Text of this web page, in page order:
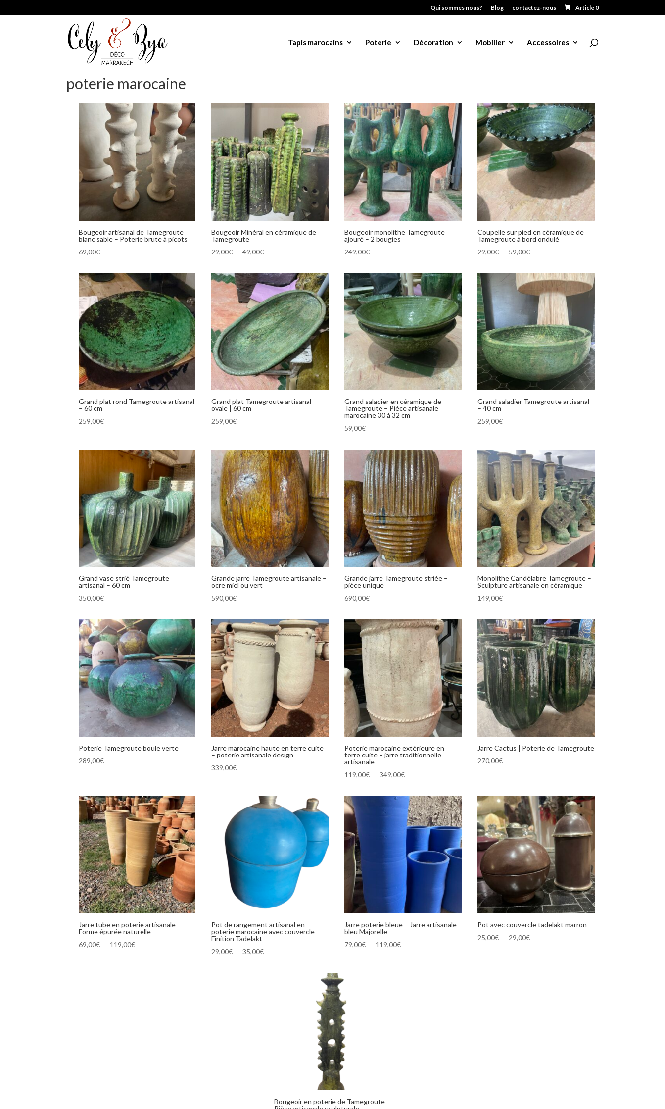
Qui sommes nous? Blog contactez-nous Article 0
Tapis marocains Poterie Décoration Mobilier Accessoires
poterie marocaine
Bougeoir artisanal de Tamegroute
blanc sable – Poterie brute à picots
69,00€
Bougeoir Minéral en céramique de
Tamegroute
29,00€ – 49,00€Plage
prix :
29,00€
à
49,00€
Bougeoir monolithe Tamegroute
ajouré – 2 bougies
249,00€
Coupelle sur pied en céramique de
Tamegroute à bord ondulé
29,00€ – 59,00€Plage
prix :
29,00€
à
59,00€
Grand plat rond Tamegroute artisanal
– 60 cm
259,00€
Grand plat Tamegroute artisanal
ovale | 60 cm
259,00€
Grand saladier en céramique de
Tamegroute – Pièce artisanale
marocaine 30 à 32 cm
59,00€
Grand saladier Tamegroute artisanal
– 40 cm
259,00€
Grand vase strié Tamegroute
artisanal – 60 cm
350,00€
Grande jarre Tamegroute artisanale –
ocre miel ou vert
590,00€
Grande jarre Tamegroute striée –
pièce unique
690,00€
Monolithe Candélabre Tamegroute –
Sculpture artisanale en céramique
149,00€
Poterie Tamegroute boule verte
289,00€
Jarre marocaine haute en terre cuite
– poterie artisanale design
339,00€
Poterie marocaine extérieure en
terre cuite – jarre traditionnelle
artisanale
119,00€ – 349,00€Plage
prix :
119,00€
à
349,00€
Jarre Cactus | Poterie de Tamegroute
270,00€
Jarre tube en poterie artisanale –
Forme épurée naturelle
69,00€ – 119,00€Plage
Pot de rangement artisanal en
poterie marocaine avec couvercle –
Finition Tadelakt
29,00€ – 35,00€Plage
Jarre poterie bleue – Jarre artisanale
bleu Majorelle
79,00€ – 119,00€Plage
Pot avec couvercle tadelakt marron
25,00€ – 29,00€Plage
Bougeoir en poterie de Tamegroute –